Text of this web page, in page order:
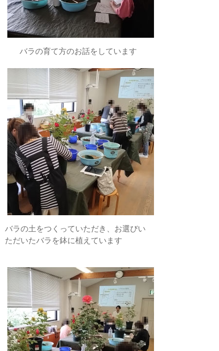
バラの育て方のお話をしています
バラの土をつくっていただき、お選びい
ただいたバラを鉢に植えています